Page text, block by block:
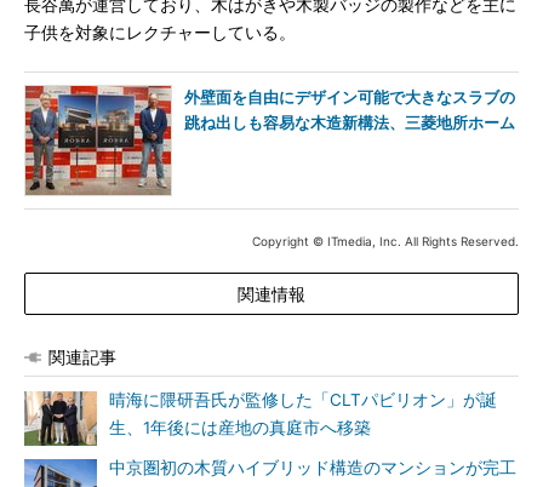
長谷萬が運営しており、木はがきや木製バッジの製作などを主に
子供を対象にレクチャーしている。
外壁面を自由にデザイン可能で大きなスラブの
跳ね出しも容易な木造新構法、三菱地所ホーム
Copyright © ITmedia, Inc. All Rights Reserved.
関連情報
関連記事
晴海に隈研吾氏が監修した「CLTパビリオン」が誕
生、1年後には産地の真庭市へ移築
中京圏初の木質ハイブリッド構造のマンションが完工